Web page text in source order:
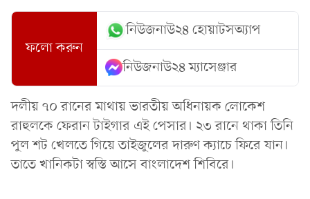
ফলো করুন
নিউজনাউ২৪ হোয়াটসঅ্যাপ
নিউজনাউ২৪ ম্যাসেঞ্জার
দলীয় ৭০ রানের মাথায় ভারতীয় অধিনায়ক লোকেশ
রাহুলকে ফেরান টাইগার এই পেসার। ২৩ রানে থাকা তিনি
পুল শট খেলতে গিয়ে তাইজুলের দারুণ ক্যাচে ফিরে যান।
তাতে খানিকটা স্বস্তি আসে বাংলাদেশ শিবিরে।